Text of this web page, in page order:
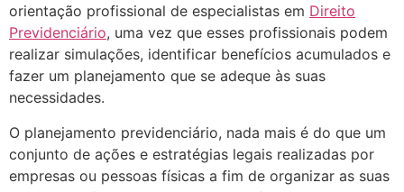
orientação profissional de especialistas em Direito
Previdenciário, uma vez que esses profissionais podem
realizar simulações, identificar benefícios acumulados e
fazer um planejamento que se adeque às suas
necessidades.
O planejamento previdenciário, nada mais é do que um
conjunto de ações e estratégias legais realizadas por
empresas ou pessoas físicas a fim de organizar as suas